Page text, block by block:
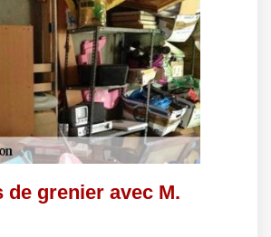
de grenier avec M.